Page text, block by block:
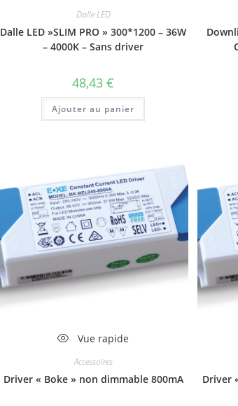
Dalle LED
Dalle LED »SLIM PRO » 300*1200 – 36W
– 4000K – Sans driver
48,43€
Ajouter au panier
Vue rapide
Accessoires
Driver « Boke » non dimmable 800mA Driver